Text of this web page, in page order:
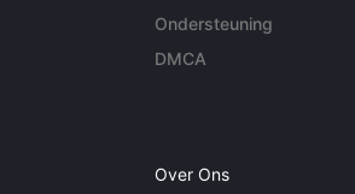
Ondersteuning
DMCA
Over Ons